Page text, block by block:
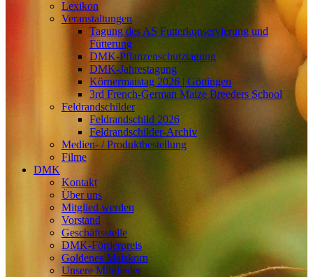
Lexikon
Veranstaltungen
Tagung des AS Futterkonservierung und
Fütterung
DMK-Pflanzenschutztagung
DMK-Jahrestagung
Körnermaistag 2026 | Göttingen
3rd French-German Maize Breeders School
Feldrandschilder
Feldrandschild 2026
Feldrandschilder-Archiv
Medien- / Produktbestellung
Filme
DMK
Kontakt
Über uns
Mitglied werden
Vorstand
Geschäftsstelle
DMK-Förderpreis
Goldenes Maiskorn
Unsere Mitglieder